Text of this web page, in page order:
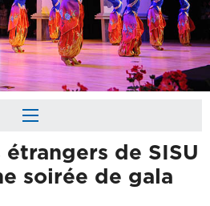
de SISU
soirée de gala